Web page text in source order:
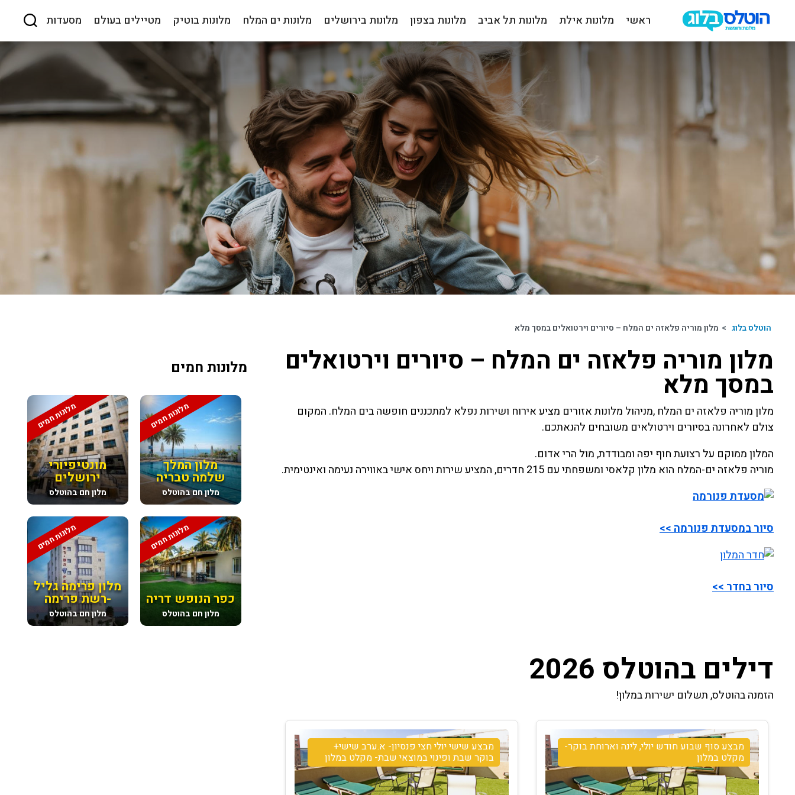
הוטלס
ראשי מלונות אילת מלונות תל אביב מלונות בצפון מלונות בירושלים מלונות ים המלח מלונות בוטיק מטיילים בעולם מסעדות
הוטלס בלוג > מלון מוריה פלאזה ים המלח – סיורים וירטואלים במסך מלא
מלונות חמים
מלונות חמים
מונטיפיורי
ירושלים
מלון חם בהוטלס
מלונות חמים
מלון המלך
שלמה טבריה
מלון חם בהוטלס
מלונות חמים
מלון פרימה גליל
-רשת פרימה
מלון חם בהוטלס
מלונות חמים
כפר הנופש דריה
מלון חם בהוטלס
מלון מוריה פלאזה ים המלח – סיורים וירטואלים
במסך מלא
מלון מוריה פלאזה ים המלח ,מניהול מלונות אזורים מציע אירוח ושירות נפלא למתכננים חופשה בים המלח. המקום
צולם לאחרונה בסיורים וירטולאים משובחים להנאתכם.
המלון ממוקם על רצועת חוף יפה ומבודדת, מול הרי אדום.
מוריה פלאזה ים-המלח הוא מלון קלאסי ומשפחתי עם 215 חדרים, המציע שירות ויחס אישי באווירה נעימה ואינטימית.
סיור במסעדת פנורמה >>
סיור בחדר >>
דילים בהוטלס 2026
הזמנה בהוטלס, תשלום ישירות במלון!
מבצע סוף שבוע חודש יולי, לינה וארוחת בוקר-
מקלט במלון
מבצע שישי יולי חצי פנסיון- א.ערב שישי+
בוקר שבת ופינוי במוצאי שבת- מקלט במלון